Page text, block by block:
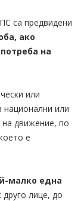
са предвидени
ако
на
или
или
движение, по
е
малко една
лице, до